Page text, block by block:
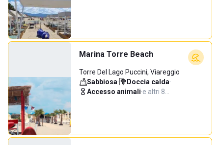
Marina Torre Beach
Torre Del Lago Puccini, Viareggio
Sabbiosa· Doccia calda·
Accesso animali·e altri 8…